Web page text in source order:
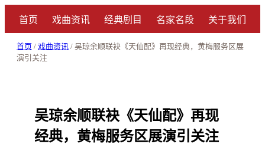
首页 戏曲资讯 经典剧目 名家名段 关于我们
首页 / 戏曲资讯 / 吴琼余顺联袂《天仙配》再现经典，黄梅服务区展
演引关注
吴琼余顺联袂《天仙配》再现
经典，黄梅服务区展演引关注